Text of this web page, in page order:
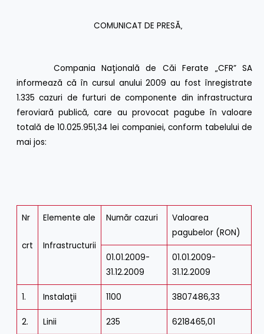
COMUNICAT DE PRESĂ‚
Compania Naţională de Căi Ferate „CFR” SA
informează că în cursul anului 2009 au fost înregistrate
1.335 cazuri de furturi de componente din infrastructura
feroviară publică, care au provocat pagube în valoare
totală de 10.025.951,34 lei companiei, conform tabelului de
mai jos:
Nr
crt
Elemente ale
Infrastructurii
Număr cazuri
Valoarea
pagubelor (RON)
01.01.2009-
31.12.2009
01.01.2009-
31.12.2009
1. Instalaţii 1100 3807486,33
2. Linii 235 6218465,01